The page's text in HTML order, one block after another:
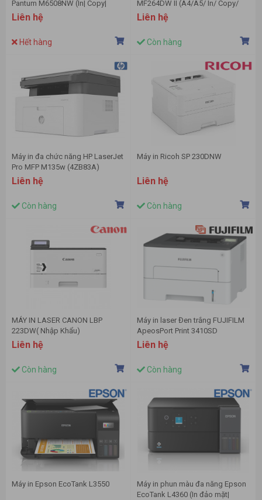
Pantum M6508NW (In| Copy|
Scan| A4| A5| USB| LAN| WIFI)
Liên hệ
Hết hàng
MF264DW II (A4/A5/ In/ Copy/
Scan/ Đảo mặt/ ADF/ USB/ LAN/
Liên hệ
Còn hàng
Máy in đa chức năng HP LaserJet
Pro MFP M135w (4ZB83A)
Liên hệ
Còn hàng
Máy in Ricoh SP 230DNW
Liên hệ
Còn hàng
MÁY IN LASER CANON LBP
223DW( Nhập Khẩu)
Liên hệ
Còn hàng
Máy in laser Đen trắng FUJIFILM
ApeosPort Print 3410SD
Liên hệ
Còn hàng
Máy in Epson EcoTank L3550
Máy in phun màu đa năng Epson
EcoTank L4360 (In đảo mặt|